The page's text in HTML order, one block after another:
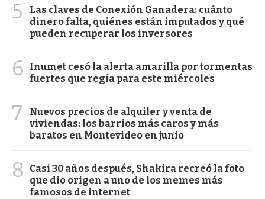
5
Las claves de Conexión Ganadera: cuánto
dinero falta, quiénes están imputados y qué
pueden recuperar los inversores
6
Inumet cesó la alerta amarilla por tormentas
fuertes que regía para este miércoles
7
Nuevos precios de alquiler y venta de
viviendas: los barrios más caros y más
baratos en Montevideo en junio
8
Casi 30 años después, Shakira recreó la foto
que dio origen a uno de los memes más
famosos de internet